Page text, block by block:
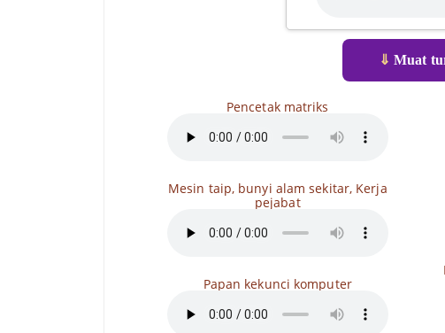
⇓ Muat
Pencetak matriks
Mesin taip, bunyi alam sekitar, Kerja
pejabat
Papan kekunci komputer